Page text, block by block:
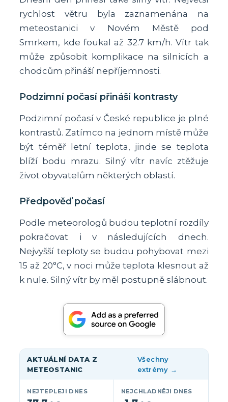
rychlost větru byla zaznamenána na
meteostanici v Novém Městě pod
Smrkem, kde foukal až 32.7 km/h. Vítr tak
může způsobit komplikace na silnicích a
chodcům přináší nepříjemnosti.
Podzimní počasí přináší kontrasty
Podzimní počasí v České republice je plné
kontrastů. Zatímco na jednom místě může
být téměř letní teplota, jinde se teplota
blíží bodu mrazu. Silný vítr navíc ztěžuje
život obyvatelům některých oblastí.
Předpověď počasí
Podle meteorologů budou teplotní rozdíly
pokračovat i v následujících dnech.
Nejvyšší teploty se budou pohybovat mezi
15 až 20°C, v noci může teplota klesnout až
k nule. Silný vítr by měl postupně slábnout.
AKTUÁLNÍ DATA Z
METEOSTANIC
Všechny
extrémy →
NEJTEPLEJI DNES NEJCHLADNĚJI DNES